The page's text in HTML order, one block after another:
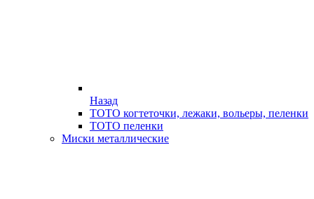
Назад
ТОТО когтеточки, лежаки, вольеры, пеленки
ТОТО пеленки
Миски металлические